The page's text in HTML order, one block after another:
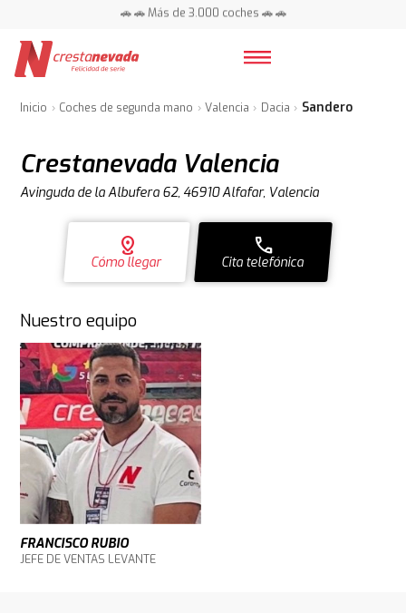
🚗 🚗 Más de 3.000 coches 🚗 🚗
Inicio Coches de segunda mano Valencia Dacia Sandero
Crestanevada Valencia
Avinguda de la Albufera 62, 46910 Alfafar, Valencia
distance
Cómo llegar
call
Cita telefónica
Nuestro equipo
FRANCISCO RUBIO
JEFE DE VENTAS LEVANTE